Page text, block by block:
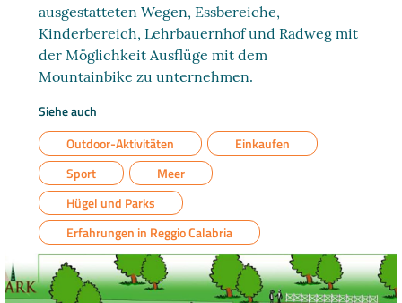
ausgestatteten Wegen, Essbereiche,
Kinderbereich, Lehrbauernhof und Radweg mit
der Möglichkeit Ausflüge mit dem
Mountainbike zu unternehmen.
Siehe auch
Outdoor-Aktivitäten
Einkaufen
Sport
Meer
Hügel und Parks
Erfahrungen in Reggio Calabria